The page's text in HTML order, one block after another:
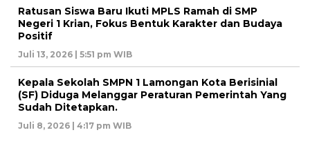
Ratusan Siswa Baru Ikuti MPLS Ramah di SMP
Negeri 1 Krian, Fokus Bentuk Karakter dan Budaya
Positif
Juli 13, 2026 | 5:51 pm WIB
Kepala Sekolah SMPN 1 Lamongan Kota Berisinial
(SF) Diduga Melanggar Peraturan Pemerintah Yang
Sudah Ditetapkan.
Juli 8, 2026 | 4:17 pm WIB